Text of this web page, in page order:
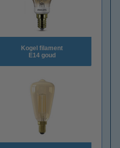
Kogel filament
E14 goud